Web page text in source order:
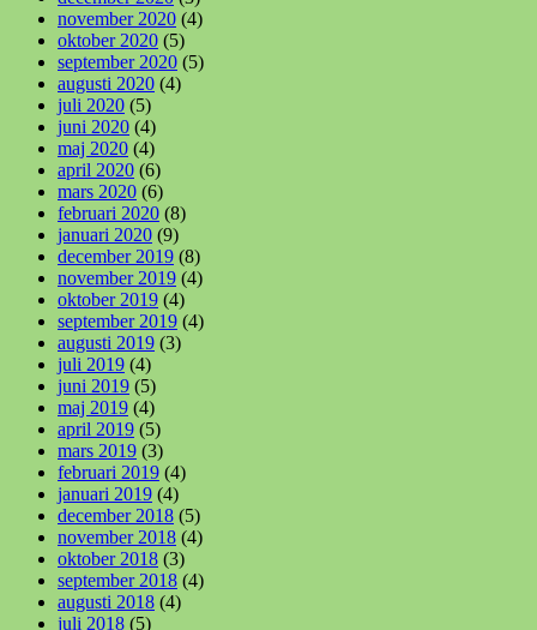
november 2020 (4)
oktober 2020 (5)
september 2020 (5)
augusti 2020 (4)
juli 2020 (5)
juni 2020 (4)
maj 2020 (4)
april 2020 (6)
mars 2020 (6)
februari 2020 (8)
januari 2020 (9)
december 2019 (8)
november 2019 (4)
oktober 2019 (4)
september 2019 (4)
augusti 2019 (3)
juli 2019 (4)
juni 2019 (5)
maj 2019 (4)
april 2019 (5)
mars 2019 (3)
februari 2019 (4)
januari 2019 (4)
december 2018 (5)
november 2018 (4)
oktober 2018 (3)
september 2018 (4)
augusti 2018 (4)
juli 2018 (5)